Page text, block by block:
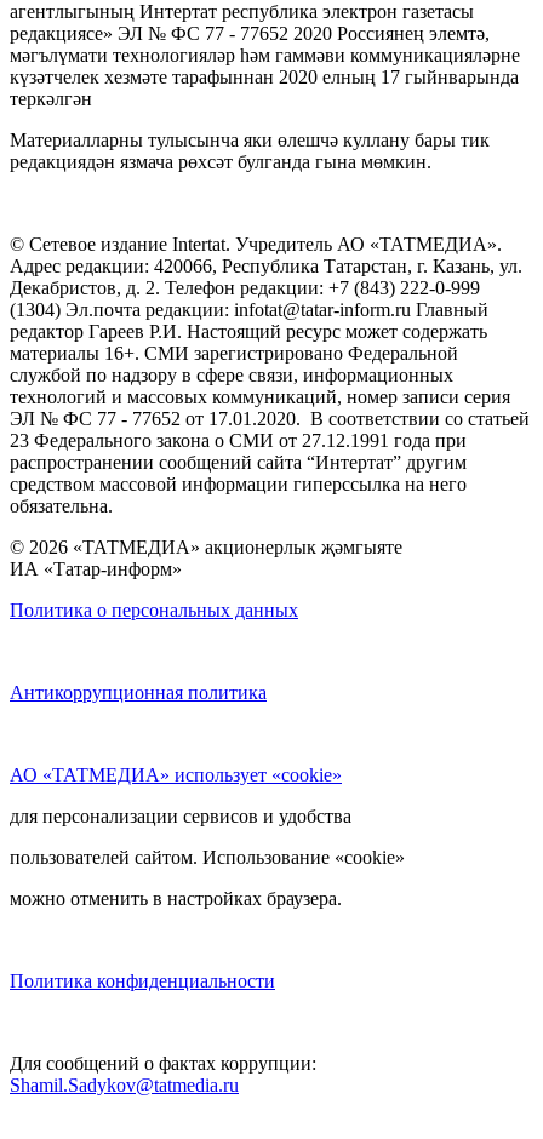
агентлыгының Интертат республика электрон газетасы
редакциясе» ЭЛ № ФС 77 - 77652 2020 Россиянең элемтә,
мәгълүмати технологияләр һәм гаммәви коммуникацияләрне
күзәтчелек хезмәте тарафыннан 2020 елның 17 гыйнварында
теркәлгән
Материалларны тулысынча яки өлешчә куллану бары тик
редакциядән язмача рөхсәт булганда гына мөмкин.
© Сетевое издание Intertat. Учредитель АО «ТАТМЕДИА».
Адрес редакции: 420066, Республика Татарстан, г. Казань, ул.
Декабристов, д. 2. Телефон редакции: +7 (843) 222-0-999
(1304) Эл.почта редакции: infotat@tatar-inform.ru Главный
редактор Гареев Р.И. Настоящий ресурс может содержать
материалы 16+. СМИ зарегистрировано Федеральной
службой по надзору в сфере связи, информационных
технологий и массовых коммуникаций, номер записи серия
ЭЛ № ФС 77 - 77652 от 17.01.2020. В соответствии со статьей
23 Федерального закона о СМИ от 27.12.1991 года при
распространении сообщений сайта “Интертат” другим
средством массовой информации гиперссылка на него
обязательна.
© 2026 «ТАТМЕДИА» акционерлык җәмгыяте
ИА «Татар-информ»
Политика о персональных данных
Антикоррупционная политика
АО «ТАТМЕДИА» использует «cookie»
для персонализации сервисов и удобства
пользователей сайтом. Использование «cookie»
можно отменить в настройках браузера.
Политика конфиденциальности
Для сообщений о фактах коррупции:
Shamil.Sadykov@tatmedia.ru